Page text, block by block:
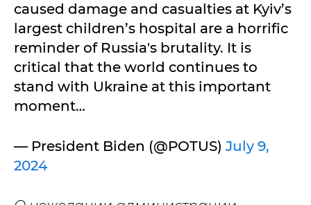
caused damage and casualties at Kyiv’s
largest children’s hospital are a horrific
reminder of Russia's brutality. It is
critical that the world continues to
stand with Ukraine at this important
moment…
— President Biden (@POTUS) July 9,
2024